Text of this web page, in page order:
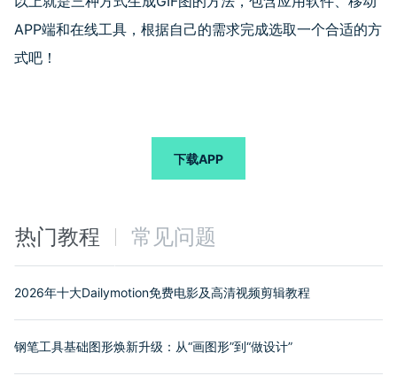
APP端和在线工具，根据自己的需求完成选取一个合适的方
式吧！
下载APP
热门教程 常见问题
2026年十大Dailymotion免费电影及高清视频剪辑教程
钢笔工具基础图形焕新升级：从“画图形”到“做设计”